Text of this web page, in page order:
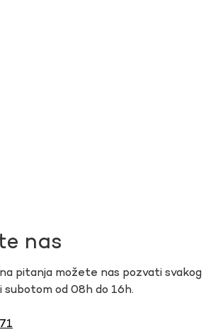
nas
pitanja možete nas pozvati svakog
subotom od 08h do 16h.